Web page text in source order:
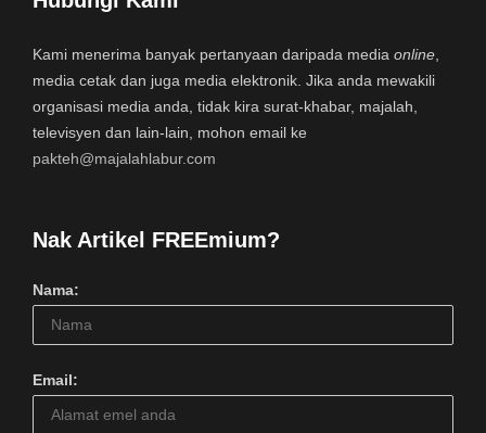
Kami menerima banyak pertanyaan daripada media online
media cetak dan juga media elektronik. Jika anda mewakili
organisasi media anda, tidak kira surat-khabar, majalah,
televisyen dan lain-lain, mohon email ke
pakteh@majalahlabur.com
Nak Artikel FREEmium?
Nama:
Email: